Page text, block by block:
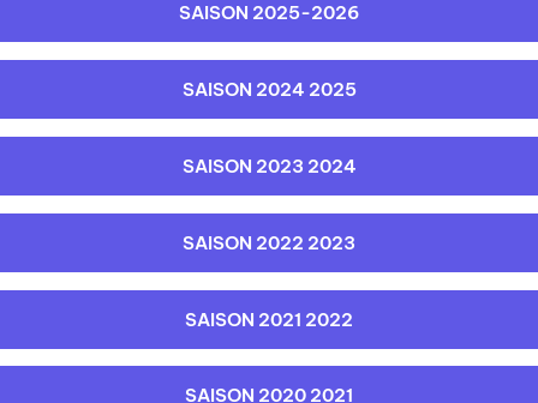
SAISON 2025-2026
SAISON 2024 2025
SAISON 2023 2024
SAISON 2022 2023
SAISON 2021 2022
SAISON 2020 2021